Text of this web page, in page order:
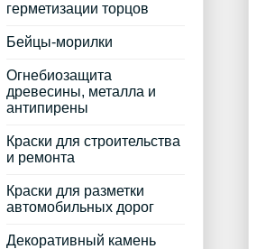
герметизации торцов
Бейцы-морилки
Огнебиозащита
древесины, металла и
антипирены
Краски для строительства
и ремонта
Краски для разметки
автомобильных дорог
Декоративный камень